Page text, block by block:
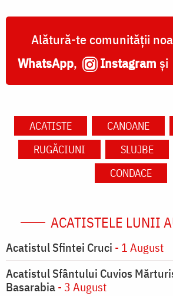
Alătură-te comunității
WhatsApp, Instagram și
ACATISTE CANOANE
RUGĂCIUNI
SLUJBE
CONDACE
ACATISTELE LUNII
Acatistul Sfintei Cruci - 1 August
Acatistul Sfântului Cuvios
Basarabia- 3 August